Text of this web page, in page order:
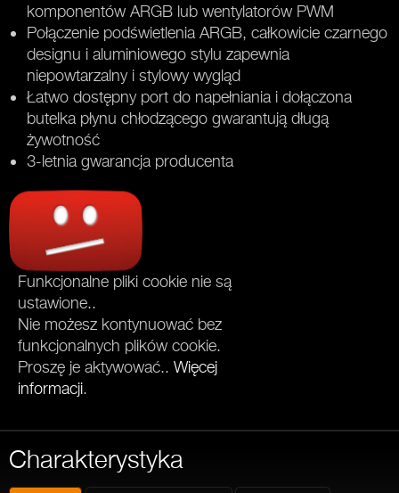
komponentów ARGB lub wentylatorów PWM
Połączenie podświetlenia ARGB, całkowicie czarnego
designu i aluminiowego stylu zapewnia
niepowtarzalny i stylowy wygląd
Łatwo dostępny port do napełniania i dołączona
butelka płynu chłodzącego gwarantują długą
żywotność
3-letnia gwarancja producenta
Funkcjonalne pliki cookie nie są
ustawione..
Nie możesz kontynuować bez
funkcjonalnych plików cookie.
Proszę je aktywować.. Więcej
informacji.
Charakterystyka